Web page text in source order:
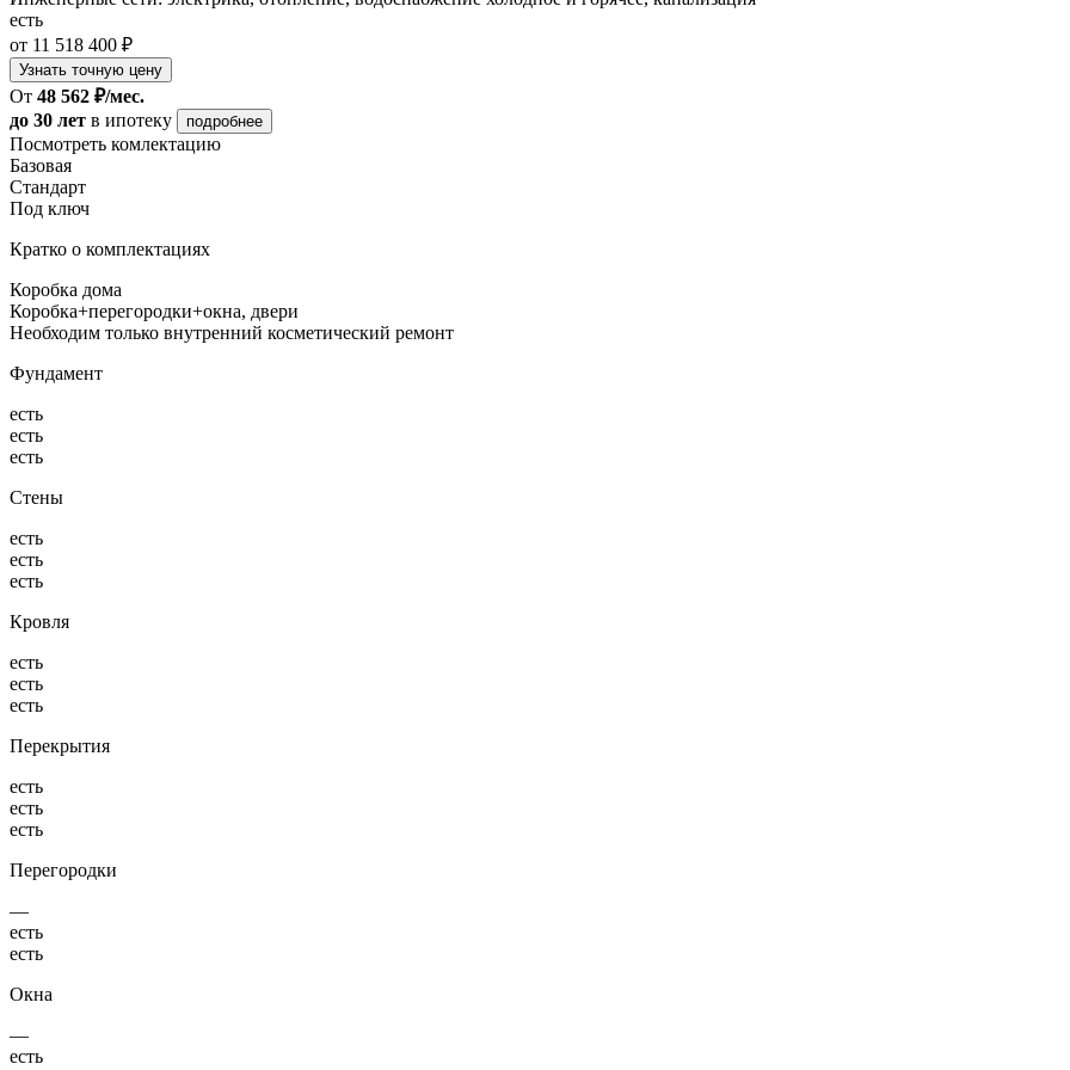
есть
от 11 518 400 ₽
Узнать точную цену
От 48 562 ₽/мес.
до 30 лет в ипотеку подробнее
Посмотреть комлектацию
Базовая
Стандарт
Под ключ
Кратко о комплектациях
Коробка дома
Коробка+перегородки+окна, двери
Необходим только внутренний косметический ремонт
Фундамент
есть
есть
есть
Стены
есть
есть
есть
Кровля
есть
есть
есть
Перекрытия
есть
есть
есть
Перегородки
—
есть
есть
Окна
—
есть